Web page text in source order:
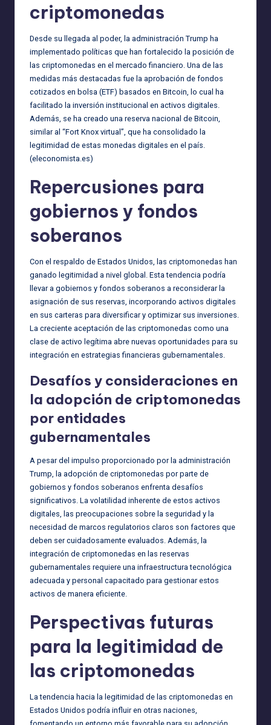
criptomonedas
Desde su llegada al poder, la administración Trump ha
implementado políticas que han fortalecido la posición de
las criptomonedas en el mercado financiero. Una de las
medidas más destacadas fue la aprobación de fondos
cotizados en bolsa (ETF) basados en Bitcoin, lo cual ha
facilitado la inversión institucional en activos digitales.
Además, se ha creado una reserva nacional de Bitcoin,
similar al “Fort Knox virtual”, que ha consolidado la
legitimidad de estas monedas digitales en el país.
(eleconomista.es)
Repercusiones para
gobiernos y fondos
soberanos
Con el respaldo de Estados Unidos, las criptomonedas han
ganado legitimidad a nivel global. Esta tendencia podría
llevar a gobiernos y fondos soberanos a reconsiderar la
asignación de sus reservas, incorporando activos digitales
en sus carteras para diversificar y optimizar sus inversiones.
La creciente aceptación de las criptomonedas como una
clase de activo legítima abre nuevas oportunidades para su
integración en estrategias financieras gubernamentales.
Desafíos y consideraciones en
la adopción de criptomonedas
por entidades
gubernamentales
A pesar del impulso proporcionado por la administración
Trump, la adopción de criptomonedas por parte de
gobiernos y fondos soberanos enfrenta desafíos
significativos. La volatilidad inherente de estos activos
digitales, las preocupaciones sobre la seguridad y la
necesidad de marcos regulatorios claros son factores que
deben ser cuidadosamente evaluados. Además, la
integración de criptomonedas en las reservas
gubernamentales requiere una infraestructura tecnológica
adecuada y personal capacitado para gestionar estos
activos de manera eficiente.
Perspectivas futuras
para la legitimidad de
las criptomonedas
La tendencia hacia la legitimidad de las criptomonedas en
Estados Unidos podría influir en otras naciones,